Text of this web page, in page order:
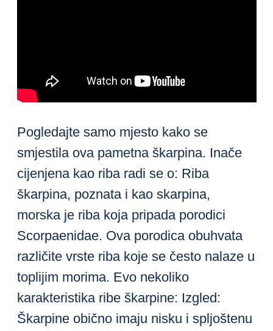
Pogledajte samo mjesto kako se
smjestila ova pametna škarpina. Inače
cijenjena kao riba radi se o: Riba
škarpina, poznata i kao skarpina,
morska je riba koja pripada porodici
Scorpaenidae. Ova porodica obuhvata
različite vrste riba koje se često nalaze u
toplijim morima. Evo nekoliko
karakteristika ribe škarpine: Izgled:
Škarpine obično imaju nisku i spljoštenu